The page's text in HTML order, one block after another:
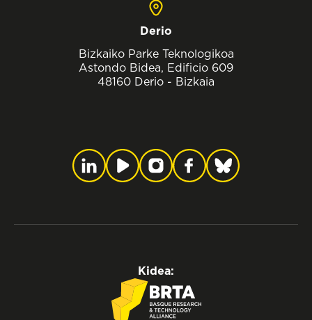
Derio
Bizkaiko Parke Teknologikoa
Astondo Bidea, Edificio 609
48160 Derio - Bizkaia
Kidea: